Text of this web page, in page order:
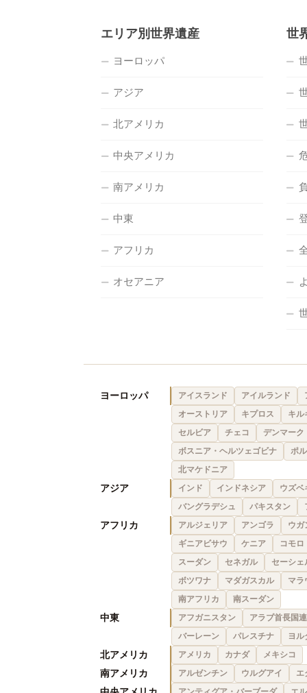
エリア別世界遺産
ヨーロッパ
アジア
北アメリカ
中央アメリカ
南アメリカ
中東
アフリカ
オセアニア
世
ヨーロッパ アイスランド アイルランド
オーストリア
キプロス
キル
セルビア
チェコ
デンマーク
ボスニア・ヘルツェゴビナ
ポ
北マケドニア
アジア インド インドネシア
ウズベ
バングラデシュ
パキスタン
アフリカ アルジェリア アンゴラ
ウガ
ギニアビサウ
ケニア
コモロ
スーダン
セネガル
セーシェ
ボツワナ
マダガスカル
マラ
南アフリカ
南スーダン
中東 アフガニスタン
アラブ首長国
バーレーン
パレスチナ ヨル
北アメリカ アメリカ カナダ メキシコ
南アメリカ アルゼンチン ウルグアイ エ